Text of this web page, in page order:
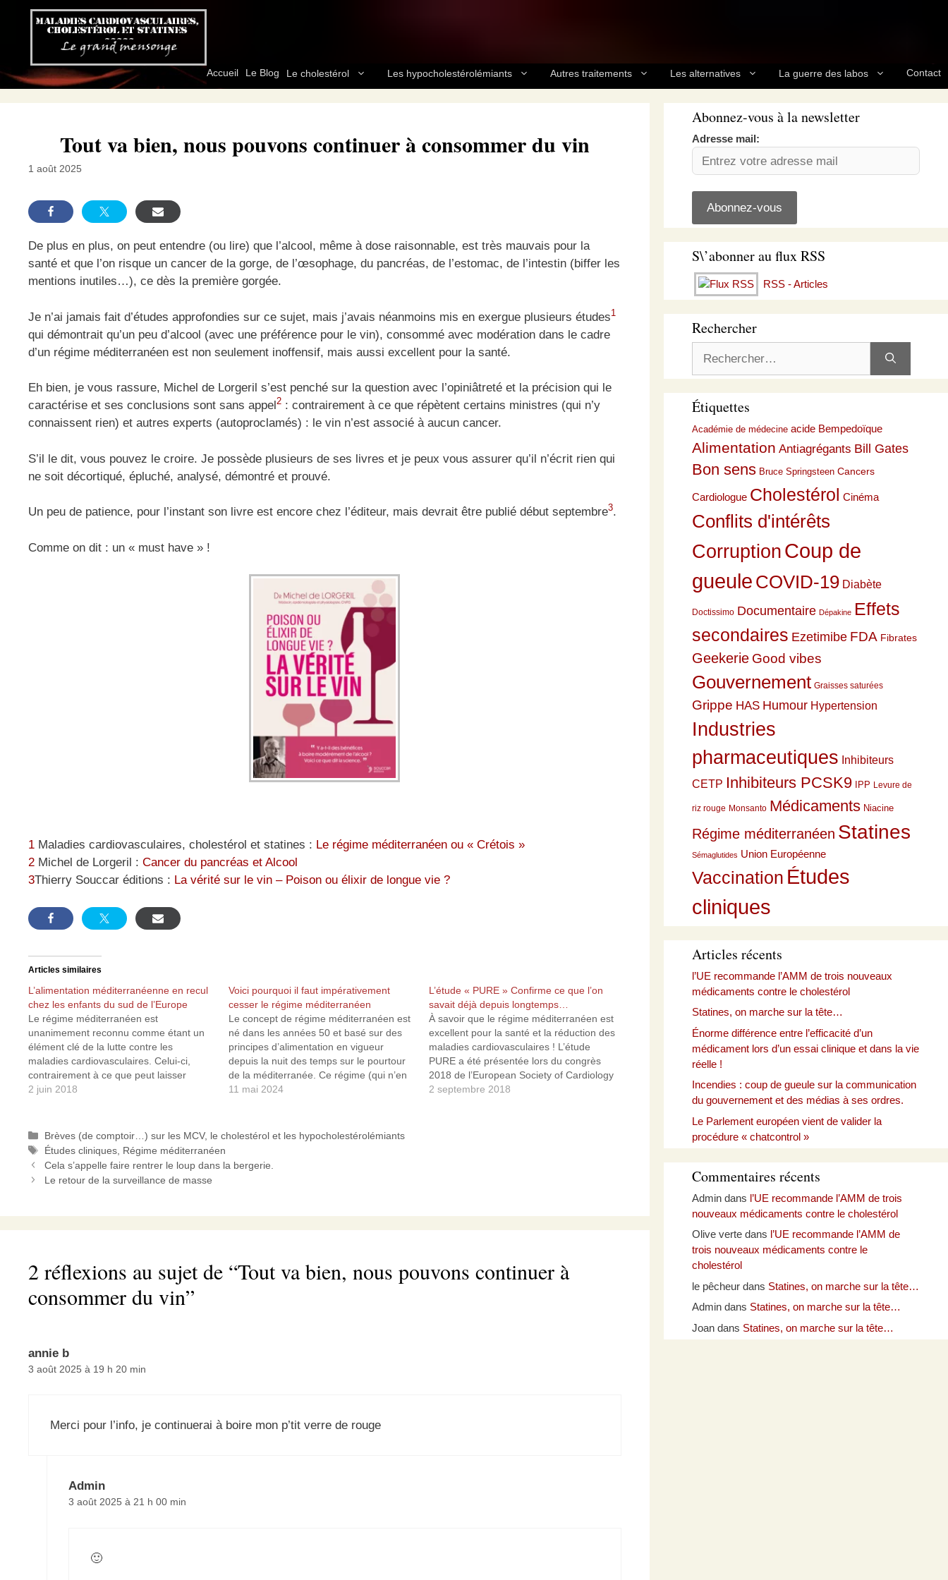
Accueil Le Blog Le cholestérol Les hypocholestérolémiants Autres traitements Les alternatives La guerre des labos Contact
Tout va bien, nous pouvons continuer à consommer du vin
1 août 2025
De plus en plus, on peut entendre (ou lire) que l’alcool, même à dose raisonnable, est très mauvais pour la
santé et que l’on risque un cancer de la gorge, de l’œsophage, du pancréas, de l’estomac, de l’intestin (biffer les
mentions inutiles…), ce dès la première gorgée.
Je n’ai jamais fait d’études approfondies sur ce sujet, mais j’avais néanmoins mis en exergue plusieurs études1
qui démontrait qu’un peu d’alcool (avec une préférence pour le vin), consommé avec modération dans le cadre
d’un régime méditerranéen est non seulement inoffensif, mais aussi excellent pour la santé.
Eh bien, je vous rassure, Michel de Lorgeril s’est penché sur la question avec l’opiniâtreté et la précision qui le
caractérise et ses conclusions sont sans appel 2 : contrairement à ce que répètent certains ministres (qui n’y
connaissent rien) et autres experts (autoproclamés) : le vin n’est associé à aucun cancer.
S’il le dit, vous pouvez le croire. Je possède plusieurs de ses livres et je peux vous assurer qu’il n’écrit rien qui
ne soit décortiqué, épluché, analysé, démontré et prouvé.
Un peu de patience, pour l’instant son livre est encore chez l’éditeur, mais devrait être publié début septembre3.
Comme on dit : un « must have » !
1 Maladies cardiovasculaires, cholestérol et statines : Le régime méditerranéen ou « Crétois »
2 Michel de Lorgeril : Cancer du pancréas et Alcool
3Thierry Souccar éditions : La vérité sur le vin – Poison ou élixir de longue vie ?
Articles similaires
L’alimentation méditerranéenne en recul
chez les enfants du sud de l’Europe
Le régime méditerranéen est
unanimement reconnu comme étant un
élément clé de la lutte contre les
maladies cardiovasculaires. Celui-ci,
contrairement à ce que peut laisser
penser son nom, n’est pas un régime
mélange une consommation abondante
de fruits,…
2 juin 2018
Voici pourquoi il faut impérativement
cesser le régime méditerranéen
Le concept de régime méditerranéen est
né dans les années 50 et basé sur des
principes d’alimentation en vigueur
depuis la nuit des temps sur le pourtour
de la méditerranée. Ce régime (qui n’en
est d’ailleurs pas vraiment un, mais plutôt
11 mai 2024
L’étude « PURE » Confirme ce que l’on
savait déjà depuis longtemps…
À savoir que le régime méditerranéen est
excellent pour la santé et la réduction des
maladies cardiovasculaires ! L’étude
PURE a été présentée lors du congrès
2018 de l’European Society of Cardiology
(ESC). Autrement dit, plus de 24 ans
2 septembre 2018
Catégories
Brèves (de comptoir…) sur les MCV, le cholestérol et les hypocholestérolémiants
Étiquettes
Études cliniques Régime méditerranéen
Cela s’appelle faire rentrer le loup dans la bergerie.
Le retour de la surveillance de masse
2 réflexions au sujet de “Tout va bien, nous pouvons continuer à
consommer du vin”
annie b
3 août 2025 à 19 h 20 min
Merci pour l’info, je continuerai à boire mon p’tit verre de rouge
Admin
3 août 2025 à 21 h 00 min
🙂
Abonnez-vous à la newsletter
Adresse mail:
S\’abonner au flux RSS
RSS - Articles
Rechercher
Étiquettes
Académie de médecine acide Bempedoïque
Alimentation Antiagrégants Bill Gates
Bon sens Bruce Springsteen Cancers
Cardiologue Cholestérol Cinéma
Conflits d'intérêts
CorruptionCoup de
gueule COVID-19 Diabète
Doctissimo Documentaire Dépakine Effets
secondaires Ezetimibe FDA Fibrates
Geekerie Good vibes
Gouvernement Graisses saturées
Grippe HAS Humour Hypertension
Industries
pharmaceutiques Inhibiteurs
CETP Inhibiteurs PCSK9 IPP Levure de
riz rouge Monsanto Médicaments Niacine
Régime méditerranéen Statines
Sémaglutides Union Européenne
Vaccination Études
cliniques
Articles récents
l’UE recommande l’AMM de trois nouveaux
médicaments contre le cholestérol
Statines, on marche sur la tête…
Énorme différence entre l’efficacité d’un
médicament lors d’un essai clinique et dans la vie
réelle !
Incendies : coup de gueule sur la communication
du gouvernement et des médias à ses ordres.
Le Parlement européen vient de valider la
procédure « chatcontrol »
Commentaires récents
Admindans l’UE recommande l’AMM de trois
nouveaux médicaments contre le cholestérol
Olive vertedans l’UE recommande l’AMM de
trois nouveaux médicaments contre le
cholestérol
le pêcheurdans Statines, on marche sur la tête…
Admindans Statines, on marche sur la tête…
Joandans Statines, on marche sur la tête…